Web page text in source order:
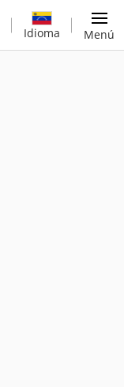
Idioma Menú